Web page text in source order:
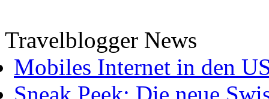
Travelblogger News
Mobiles Internet in den